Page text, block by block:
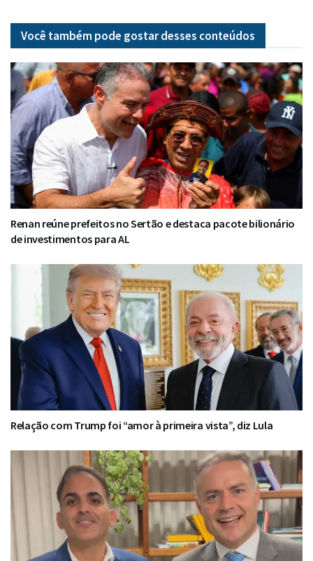
Você também pode gostar desses conteúdos
Renan reúne prefeitos no Sertão e destaca pacote bilionário
de investimentos para AL
Relação com Trump foi “amor à primeira vista”, diz Lula